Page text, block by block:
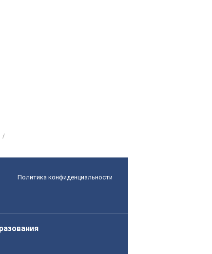
Политика конфиденциальности